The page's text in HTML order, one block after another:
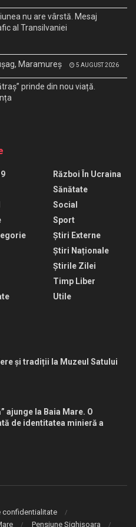
nu are vârstă. Mesaj
al Transilvaniei
Maramureș 5 AUGUST 2026
prinde din nou viață.
Război În Ucraina
Sănătate
Social
Sport
Știri Externe
Știri Naționale
Știrile Zilei
Timp Liber
Utile
și tradiții la Muzeul Satului
ajunge la Baia Mare. O
de identitatea minieră a
confidentialitate
Pensiune Sighișoara